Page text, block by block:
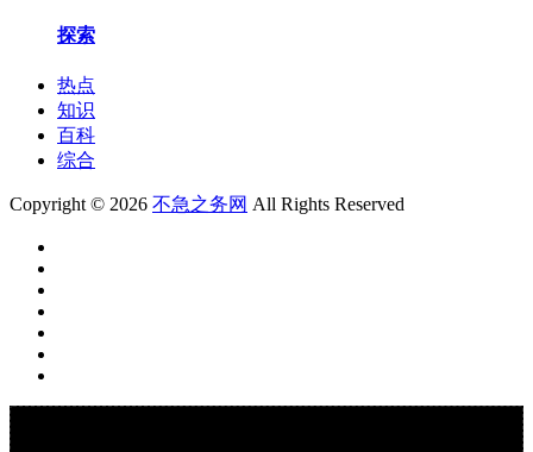
探索
热点
知识
百科
综合
Copyright © 2026 不急之务网 All Rights Reserved